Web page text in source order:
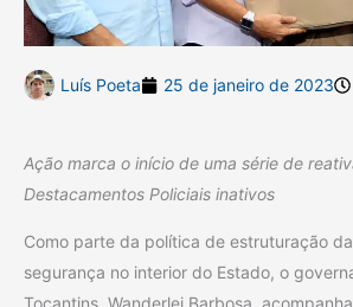
Luís Poeta 25 de janeiro de 2023
Ação marca o início de uma série de
Destacamentos Policiais inativos
Como parte da política de estruturação
segurança no interior do Estado, o
Tocantins, Wanderlei Barbosa,